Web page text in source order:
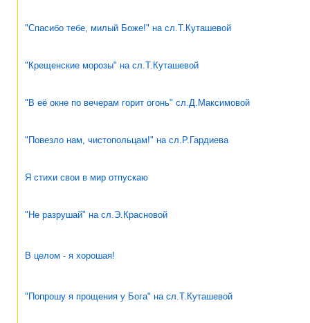
"Спасибо тебе, милый Боже!" на сл.Т.Куташевой
"Крещенские морозы" на сл.Т.Куташевой
"В её окне по вечерам горит огонь" сл.Д.Максимовой
"Повезло нам, чистопольцам!" на сл.Р.Гардиева
Я стихи свои в мир отпускаю
"Не разрушай" на сл.Э.Красновой
В целом - я хорошая!
"Попрошу я прощения у Бога" на сл.Т.Куташевой